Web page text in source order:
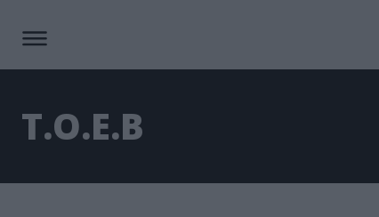
Τ.Ο.Ε.Β